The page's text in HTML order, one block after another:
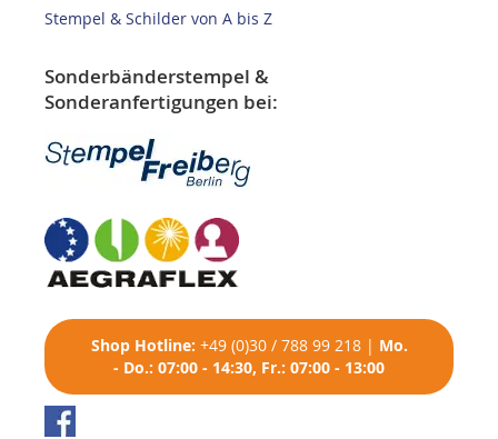
Stempel & Schilder von A bis Z
Sonderbänderstempel &
Sonderanfertigungen bei:
Shop Hotline: +49 (0)30 / 788 99 218| Mo.
- Do.: 07:00 - 14:30, Fr.: 07:00 - 13:00